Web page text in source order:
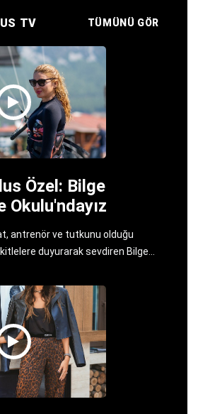
TV TÜMÜNÜ GÖR
Özel: Bilge
Okulu'ndayız
antrenör ve tutkunu olduğu
duyurarak sevdiren Bilge